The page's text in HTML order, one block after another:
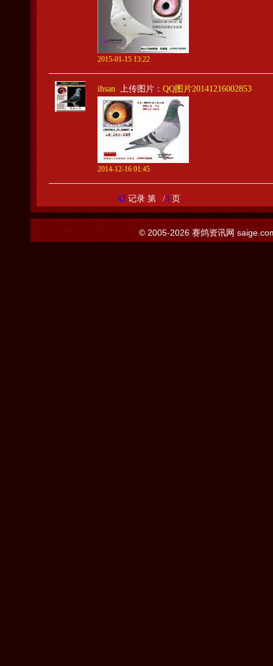
2015-01-15 13:22
ihsan 上传图片： QQ图片20141216002853
2014-12-16 01:45
42 记录 第 1/3 页
© 2005-2026 赛鸽资讯网